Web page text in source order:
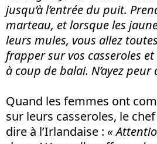
jusqu’à l’entrée du puit.
marteau, et lorsque les
leurs mules, vous allez
frapper sur vos casseroles
à coup de balai. N’ayez
Quand les femmes ont
sur leurs casseroles, le
dire à l’Irlandaise : «